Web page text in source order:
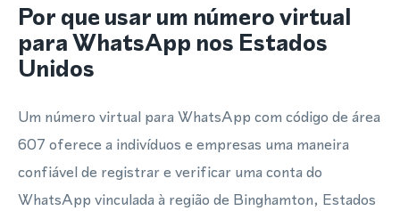
Por que usar um número virtual
para WhatsApp nos Estados
Unidos
Um número virtual para WhatsApp com código de área
607 oferece a indivíduos e empresas uma maneira
confiável de registrar e verificar uma conta do
WhatsApp vinculada à região de Binghamton, Estados